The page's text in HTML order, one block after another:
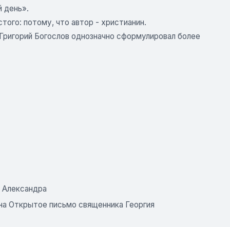
день».
потому, что автор - христианин.
Богослов однозначно сформулировал более
Александра
Открытое письмо священника Георгия